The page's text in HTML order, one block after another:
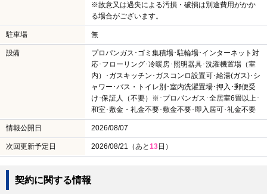
※故意又は過失による汚損・破損は別途費用がかか
る場合がございます。
駐車場 無
設備
プロパンガス･ゴミ集積場･駐輪場･インターネット対
応･フローリング･冷暖房･照明器具･洗濯機置場（室
内）･ガスキッチン･ガスコンロ設置可･給湯(ガス)･シ
ャワー･バス・トイレ別･室内洗濯置場･押入･郵便受
け･保証人（不要）※･プロパンガス･全居室6畳以上･
和室･敷金・礼金不要･敷金不要･即入居可･礼金不要
情報公開日 2026/08/07
次回更新予定日 2026/08/21（あと13日）
契約に関する情報